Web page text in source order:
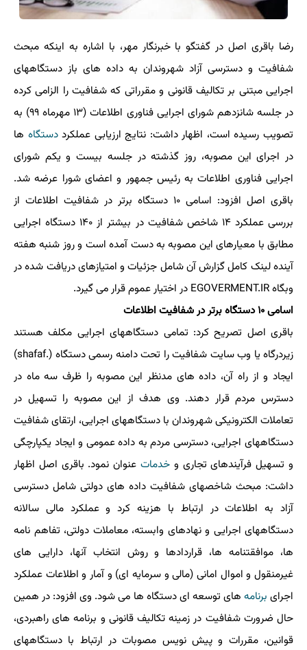
رضا باقری اصل در گفتگو با خبرنگار مهر، با اشاره به اینکه مبحث
شفافیت و دسترسی آزاد شهروندان به داده های باز دستگاههای
اجرایی مبتنی بر تکالیف قانونی و مقرراتی که شفافیت را الزامی کرده
در جلسه شانزدهم شورای اجرایی فناوری اطلاعات (۱۳ مهرماه ۹۹) به
تصویب رسیده است، اظهار داشت: نتایج ارزیابی عملکرددستگاه ها
در اجرای این مصوبه، روز گذشته در جلسه بیست و یکم شورای
اجرایی فناوری اطلاعات به رئیس جمهور و اعضای شورا عرضه شد.
باقری اصل افزود: اسامی ۱۰ دستگاه برتر در شفافیت اطلاعات از
بررسی عملکرد ۱۴ شاخص شفافیت در بیشتر از ۱۴۰ دستگاه اجرایی
مطابق با معیارهای این مصوبه به دست آمده است و روز شنبه هفته
آینده لینک کامل گزارش آن شامل جزئیات و امتیازهای دریافت شده در
وبگاه EGOVERMENT.IR در اختیار عموم قرار می گیرد.
اسامی ۱۰ دستگاه برتر در شفافیت اطلاعات
باقری اصل تصریح کرد: تمامی دستگاههای اجرایی مکلف هستند
زیردرگاه یا وب سایت شفافیت را تحت دامنه رسمی دستگاه (.shafaf)
ایجاد و از راه آن، داده های مدنظر این مصوبه را ظرف سه ماه در
دسترس مردم قرار دهند. وی هدف از این مصوبه را تسهیل در
تعاملات الکترونیکی شهروندان با دستگاههای اجرایی، ارتقای شفافیت
دستگاههای اجرایی، دسترسی مردم به داده عمومی و ایجاد یکپارچگی
و تسهیل فرآیندهای تجاری و خدمات عنوان نمود. باقری اصل اظهار
داشت: مبحث شاخصهای شفافیت داده های دولتی شامل دسترسی
آزاد به اطلاعات در ارتباط با هزینه کرد و عملکرد مالی سالانه
دستگاههای اجرایی و نهادهای وابسته، معاملات دولتی، تفاهم نامه
ها، موافقتنامه ها، قراردادها و روش انتخاب آنها، دارایی های
غیرمنقول و اموال امانی (مالی و سرمایه ای) و آمار و اطلاعات عملکرد
اجرای برنامه های توسعه ای دستگاه ها می شود. وی افزود: در همین
حال ضرورت شفافیت در زمینه تکالیف قانونی و برنامه های راهبردی،
قوانین، مقررات و پیش نویس مصوبات در ارتباط با دستگاههای